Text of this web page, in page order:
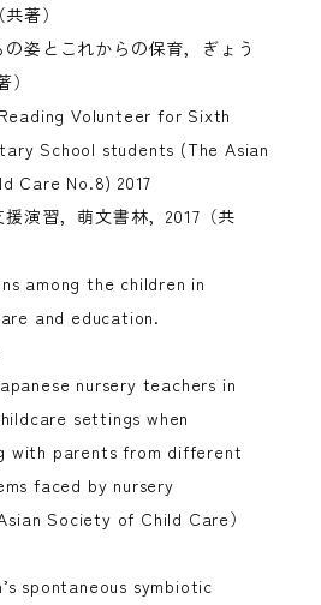
著）
姿とこれからの保育，ぎょう
Volunteer for Sixth
School students (The Asian
Care No.8) 2017
演習，萌文書林，2017（共
among the children in
and education.
nursery teachers in
settings when
with parents from different
faced by nursery
Society of Child Care）
spontaneous symbiotic